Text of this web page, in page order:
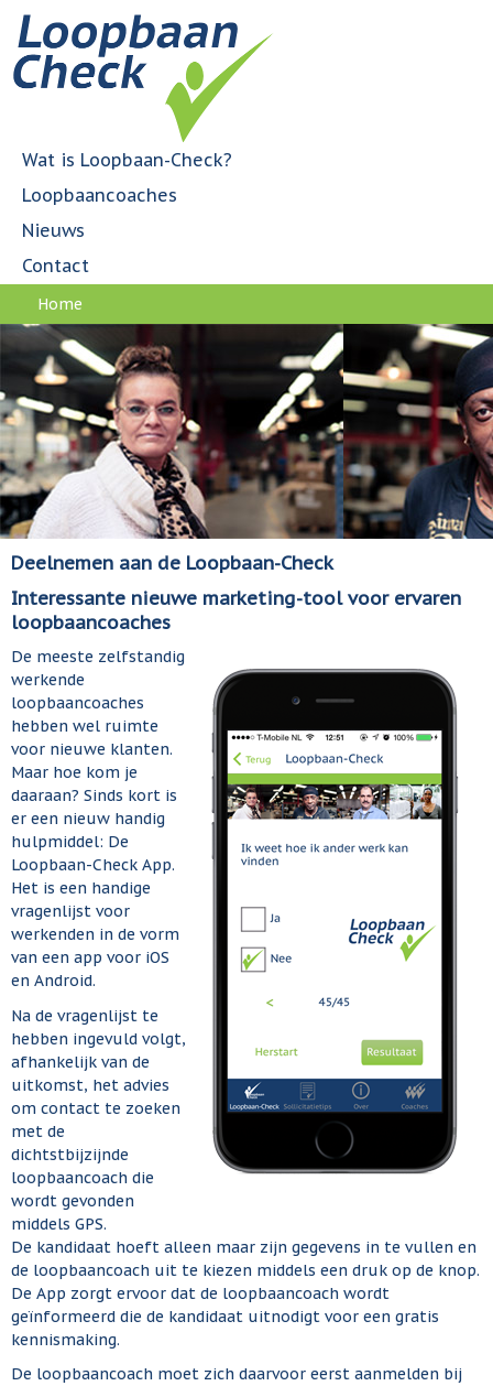
Jump to navigation
H
o
o
m
n
u
Wat is Loopbaan-Check?
Loopbaancoaches
Nieuws
Contact
U
bent
hier
Home
Deelnemen aan de Loopbaan-Check
Interessante nieuwe marketing-tool voor ervaren
loopbaancoaches
De meeste zelfstandig
werkende
loopbaancoaches
hebben wel ruimte
voor nieuwe klanten.
Maar hoe kom je
daaraan? Sinds kort is
er een nieuw handig
hulpmiddel: De
Loopbaan-Check App.
Het is een handige
vragenlijst voor
werkenden in de vorm
van een app voor iOS
en Android.
Na de vragenlijst te
hebben ingevuld volgt,
afhankelijk van de
uitkomst, het advies
om contact te zoeken
met de
dichtstbijzijnde
loopbaancoach die
wordt gevonden
middels GPS.
De kandidaat hoeft alleen maar zijn gegevens in te vullen en
de loopbaancoach uit te kiezen middels een druk op de knop.
De App zorgt ervoor dat de loopbaancoach wordt
geïnformeerd die de kandidaat uitnodigt voor een gratis
kennismaking.
De loopbaancoach moet zich daarvoor eerst aanmelden bij